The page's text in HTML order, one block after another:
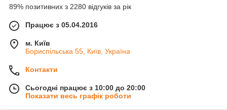
89% позитивних з 2280 відгуків за рік
Працює з 05.04.2016
м. Київ
Бориспільська 55, Київ, Україна
Контакти
Сьогодні працює з 10:00 до 20:00
Показати весь графік роботи